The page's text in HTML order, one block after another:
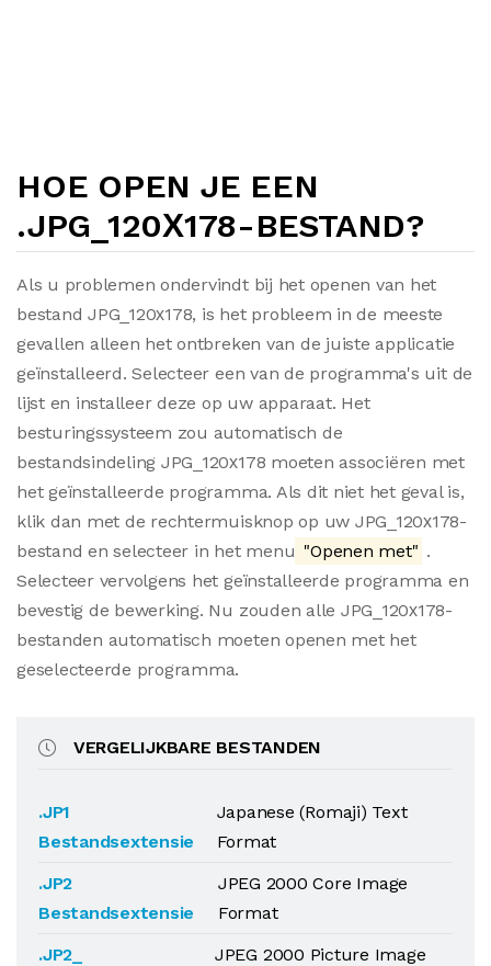
HOE OPEN JE EEN
.JPG_120Х178-BESTAND?
Als u problemen ondervindt bij het openen van het
bestand JPG_120х178, is het probleem in de meeste
gevallen alleen het ontbreken van de juiste applicatie
geïnstalleerd. Selecteer een van de programma's uit de
lijst en installeer deze op uw apparaat. Het
besturingssysteem zou automatisch de
bestandsindeling JPG_120х178 moeten associëren met
het geïnstalleerde programma. Als dit niet het geval is,
klik dan met de rechtermuisknop op uw JPG_120х178-
bestand en selecteer in het menu "Openen met" .
Selecteer vervolgens het geïnstalleerde programma en
bevestig de bewerking. Nu zouden alle JPG_120х178-
bestanden automatisch moeten openen met het
geselecteerde programma.
VERGELIJKBARE BESTANDEN
.JP1
Bestandsextensie
Japanese (Romaji) Text
Format
.JP2
Bestandsextensie
JPEG 2000 Core Image
Format
.JP2_
JPEG 2000 Picture Image